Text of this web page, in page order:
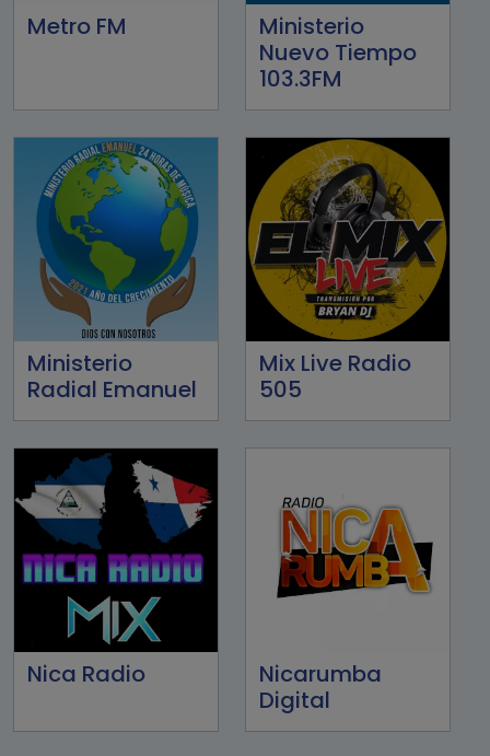
Metro FM
Ministerio
Nuevo Tiempo
103.3FM
Ministerio
Radial Emanuel
Mix Live Radio
505
Nica Radio
Nicarumba
Digital